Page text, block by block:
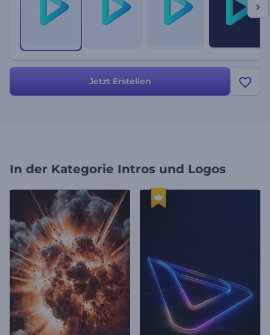
Jetzt Erstellen
In der Kategorie Intros und Logos